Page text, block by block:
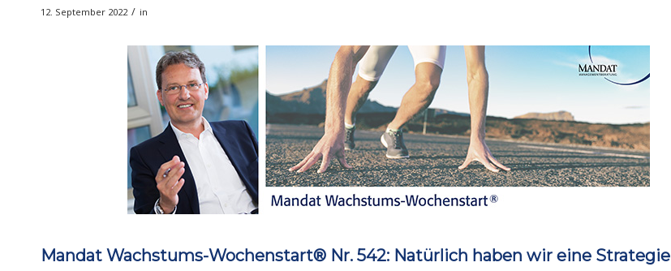
12. September 2022 / in
Mandat Wachstums-Wochenstart® Nr. 542: Natürlich haben wir eine Strategie